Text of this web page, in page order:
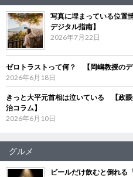
写真に埋まっている位置
デジタル指南】
2026年7月22日
ゼロトラストって何？ 【岡嶋教授のデ
2026年6月18日
きっと大平元首相は泣いている 【政
治コラム】
2026年6月10日
グルメ
ビールだけ飲むと倒れる